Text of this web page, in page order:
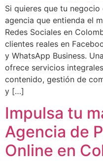
Si quieres que tu
agencia que entienda el
Redes Sociales en
clientes reales en
y WhatsApp Business.
ofrece servicios
contenido, gestión de
y […]
Impulsa tu
Agencia de
Online en